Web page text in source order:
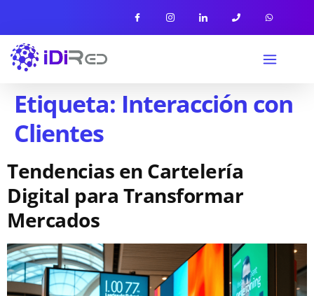
Etiqueta: Interacción con
Clientes
Tendencias en Cartelería
Digital para Transformar
Mercados